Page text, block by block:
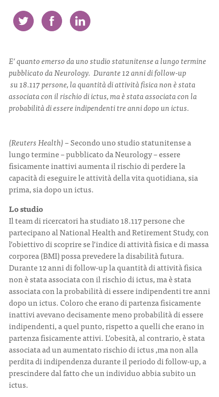
CONTATTI
E’ quanto emerso da uno studio statunitense a lungo termine
pubblicato da Neurology. Durante 12 anni di follow-up
su 18.117 persone, la quantità di attività fisica non è stata
associata con il rischio di ictus, ma è stata associata con la
probabilità di essere indipendenti tre anni dopo un ictus.
(Reuters Health) –Secondo uno studio statunitense a
lungo termine – pubblicato da Neurology – essere
fisicamente inattivi aumenta il rischio di perdere la
capacità di eseguire le attività della vita quotidiana, sia
prima, sia dopo un ictus.
Lo studio
Il team di ricercatori ha studiato 18.117 persone che
partecipano al National Health and Retirement Study, con
l’obiettivo di scoprire se l’indice di attività fisica e di massa
corporea (BMI) possa prevedere la disabilità futura.
Durante 12 anni di follow-up la quantità di attività fisica
non è stata associata con il rischio di ictus, ma è stata
associata con la probabilità di essere indipendenti tre anni
dopo un ictus. Coloro che erano di partenza fisicamente
inattivi avevano decisamente meno probabilità di essere
indipendenti, a quel punto, rispetto a quelli che erano in
partenza fisicamente attivi. L’obesità, al contrario, è stata
associata ad un aumentato rischio di ictus ,ma non alla
perdita di indipendenza durante il periodo di follow-up, a
prescindere dal fatto che un individuo abbia subito un
ictus.